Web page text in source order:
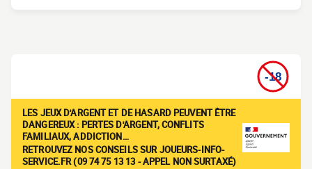
LES JEUX D'ARGENT ET DE HASARD PEUVENT ÊTRE
DANGEREUX : PERTES D'ARGENT, CONFLITS
FAMILIAUX, ADDICTION…
RETROUVEZ NOS CONSEILS SUR JOUEURS-INFO-
SERVICE.FR (09 74 75 13 13 - APPEL NON SURTAXÉ)